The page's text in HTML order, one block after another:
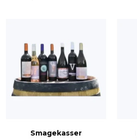
Smagekasser